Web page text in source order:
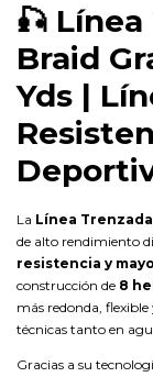
🎣 Línea
Braid
Yds |
La Línea
de alto rendimiento
resistencia y
construcción de 8
más redonda,
técnicas tanto en
Gracias a su